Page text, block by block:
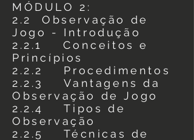
MÓDULO 2:
2.2 Observação de
Jogo - Introdução
2.2.1 Conceitos e
Princípios
2.2.2 Procedimentos
2.2.3 Vantagens da
Observação de Jogo
2.2.4 Tipos de
Observação
2.2.5 Técnicas de